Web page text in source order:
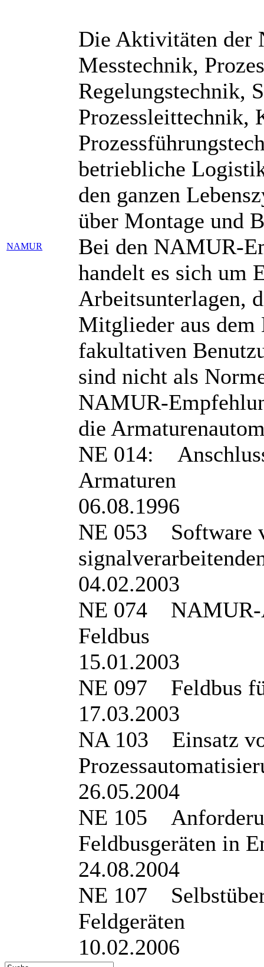
NAMUR
Die Aktivitäten der
Messtechnik,
Regelungstechnik,
Prozessleittechnik,
betriebliche
den ganzen
über Montage und
Bei den NAMUR-
handelt es sich um
Arbeitsunterlagen,
Mitglieder aus dem
fakultativen
sind nicht als
NAMUR-
die
NE 014:
Armaturen
06.08.1996
NE 053 Software
04.02.2003
NE 074 NAMUR-
Feldbus
15.01.2003
NE 097 Feldbus
17.03.2003
NA 103 Einsatz
26.05.2004
NE 105
Feldbusgeräten in
24.08.2004
NE 107
Feldgeräten
10.02.2006